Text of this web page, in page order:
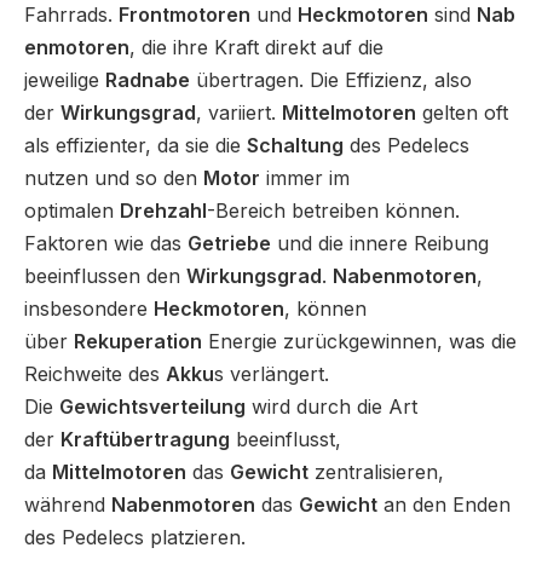
Fahrrads. Frontmotoren und Heckmotoren sind Nab
enmotoren, die ihre Kraft direkt auf die
jeweilige Radnabe übertragen. Die Effizienz, also
der Wirkungsgrad, variiert. Mittelmotoren gelten oft
als effizienter, da sie die Schaltung des Pedelecs
nutzen und so den Motor immer im
optimalen Drehzahl-Bereich betreiben können.
Faktoren wie das Getriebe und die innere Reibung
beeinflussen den Wirkungsgrad. Nabenmotoren,
insbesondere Heckmotoren, können
über Rekuperation Energie zurückgewinnen, was die
Reichweite des Akkus verlängert.
Die Gewichtsverteilung wird durch die Art
der Kraftübertragung beeinflusst,
da Mittelmotoren das Gewicht zentralisieren,
während Nabenmotoren das Gewicht an den Enden
des Pedelecs platzieren.